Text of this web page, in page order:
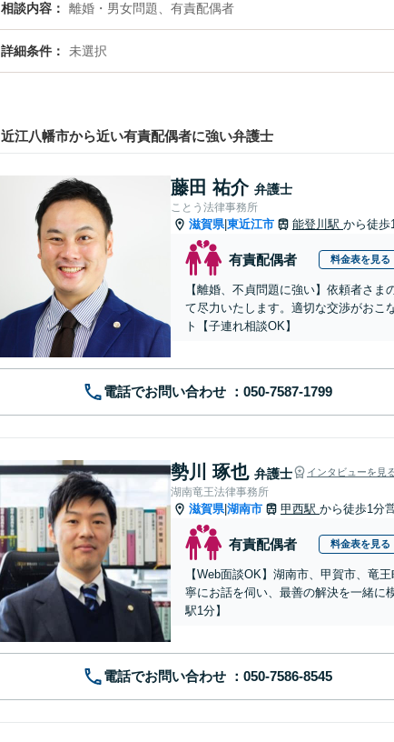
相談内容 離婚・男女問題、有責配偶者
詳細条件 未選択
近江八幡市から近い有責配偶者に強い弁護士
藤田 祐介 弁護士
ことう法律事務所
滋賀県|東近江市 能登川駅 から徒歩
有責配偶者 料金表を見る
【離婚、不貞問題に強い】依頼者さ
て尽力いたします。適切な交渉がおこ
ト【子連れ相談OK】
電話でお問い合わせ
勢川 琢也 弁護士 インタビューを見
湖南竜王法律事務所
滋賀県|湖南市 甲西駅 から徒歩1分
有責配偶者 料金表を見る
【Web面談OK】湖南市、甲賀市、竜
寧にお話を伺い、最善の解決を一緒に
駅1分】
電話でお問い合わせ